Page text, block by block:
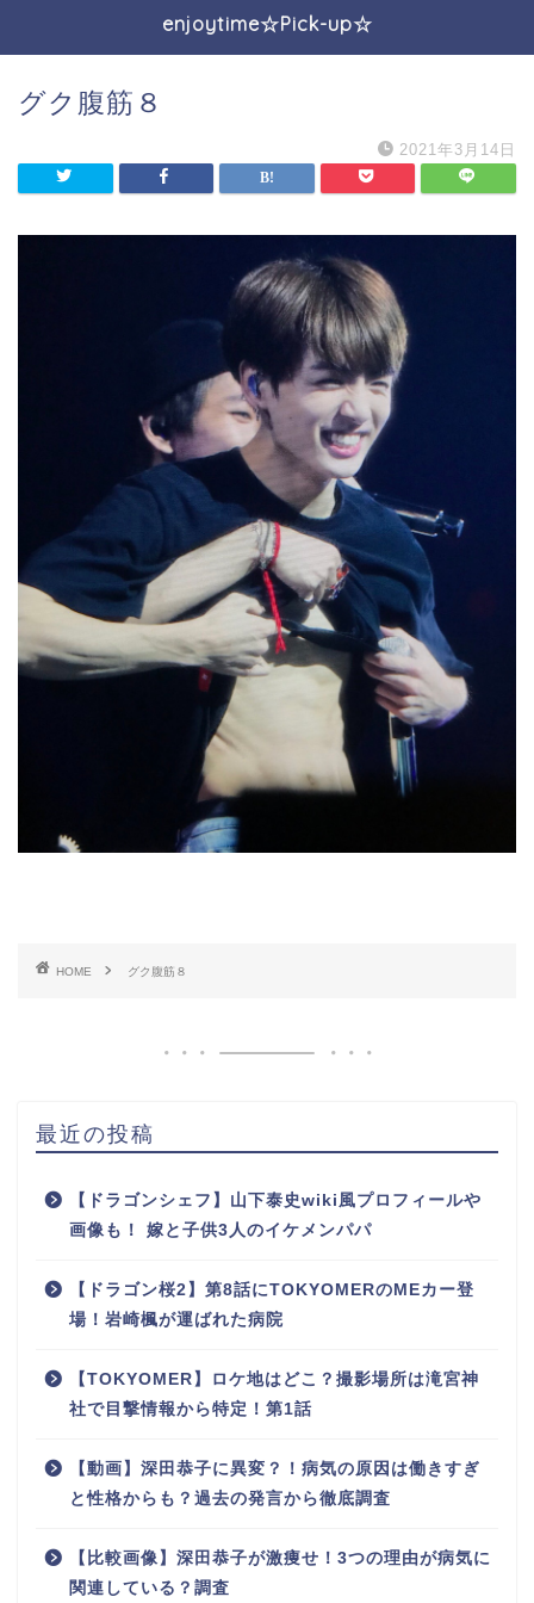
enjoytime☆Pick-up☆
グク腹筋８
2021年3月14日
HOME グク腹筋８
最近の投稿
【ドラゴンシェフ】山下泰史wiki風プロフィールや
画像も！ 嫁と子供3人のイケメンパパ
【ドラゴン桜2】第8話にTOKYOMERのMEカー登
場！岩崎楓が運ばれた病院
【TOKYOMER】ロケ地はどこ？撮影場所は滝宮神
社で目撃情報から特定！第1話
【動画】深田恭子に異変？！病気の原因は働きすぎ
と性格からも？過去の発言から徹底調査
【比較画像】深田恭子が激痩せ！3つの理由が病気に
関連している？調査